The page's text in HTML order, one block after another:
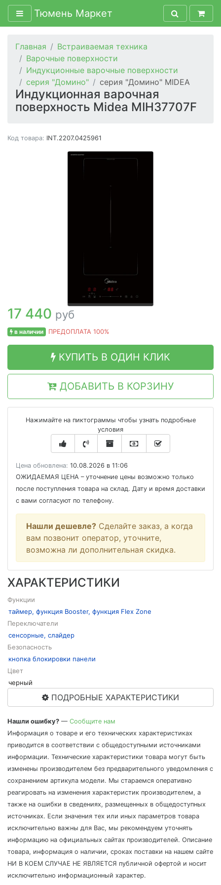
Тюмень Маркет
Главная
Встраиваемая техника
Варочные поверхности
Индукционные варочные поверхности
серия "Домино"
серия "Домино" MIDEA
Индукционная варочная
поверхность Midea MIH37707F
Код товара: INT.2207.0425961
17 440 руб
в наличии ПРЕДОПЛАТА 100%
КУПИТЬ В ОДИН КЛИК
ДОБАВИТЬ В КОРЗИНУ
Нажимайте на пиктограммы чтобы узнать подробные
условия
Цена обновлена: 10.08.2026 в 11:06
ОЖИДАЕМАЯ ЦЕНА – уточнение цены возможно только
после поступления товара на склад. Дату и время доставки
с вами согласуют по телефону.
Нашли дешевле? Сделайте заказ, а когда
вам позвонит оператор, уточните,
возможна ли дополнительная скидка.
ХАРАКТЕРИСТИКИ
Функции
таймер, функция Booster, функция Flex Zone
Переключатели
сенсорные, слайдер
Безопасность
кнопка блокировки панели
Цвет
черный
ПОДРОБНЫЕ ХАРАКТЕРИСТИКИ
Нашли ошибку? — Сообщите нам
Информация о товаре и его технических характеристиках
приводится в соответствии с общедоступными источниками
информации. Технические характеристики товара могут быть
изменены производителем без предварительного уведомления с
сохранением артикула модели. Мы стараемся оперативно
реагировать на изменения характеристик производителем, а
также на ошибки в сведениях, размещенных в общедоступных
источниках. Если значения тех или иных параметров товара
исключительно важны для Вас, мы рекомендуем уточнять
информацию на официальных сайтах производителей. Описание
товара, информация о наличии, сроках поставки на нашем сайте
НИ В КОЕМ СЛУЧАЕ НЕ ЯВЛЯЕТСЯ публичной офертой и носит
исключительно информационный характер.